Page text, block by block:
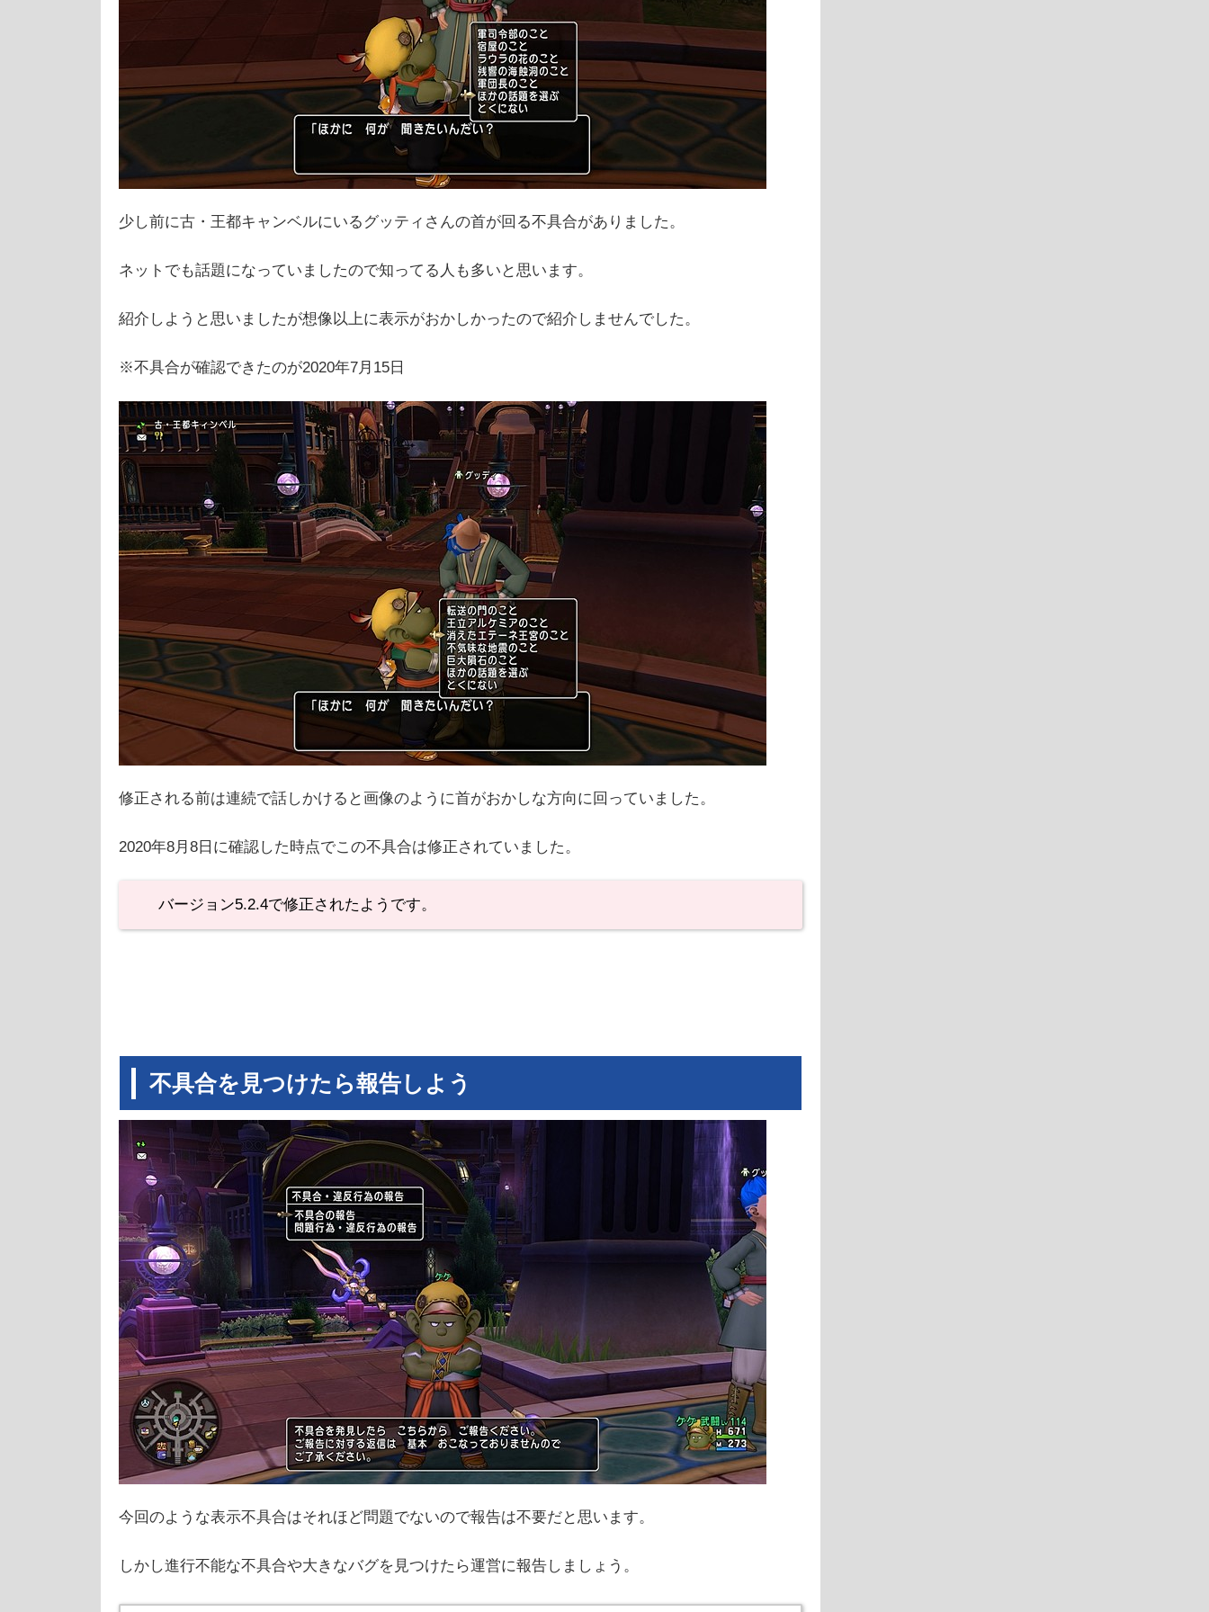
少し前に古・王都キャンベルにいるグッティさんの首が回る不具合がありました。
ネットでも話題になっていましたので知ってる人も多いと思います。
紹介しようと思いましたが想像以上に表示がおかしかったので紹介しませんでした。
※不具合が確認できたのが2020年7月15日
修正される前は連続で話しかけると画像のように首がおかしな方向に回っていました。
2020年8月8日に確認した時点でこの不具合は修正されていました。
バージョン5.2.4で修正されたようです。
不具合を見つけたら報告しよう
今回のような表示不具合はそれほど問題でないので報告は不要だと思います。
しかし進行不能な不具合や大きなバグを見つけたら運営に報告しましょう。